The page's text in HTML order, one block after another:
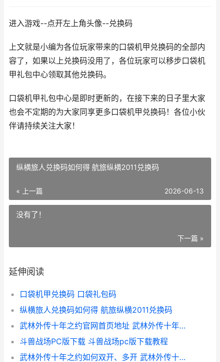
进入游戏--点开左上角头像--兑换码
上文就是小编为各位玩家带来的口袋机甲兑换码的全部内
容了，如果以上兑换码没用了，各位玩家可以移步口袋机
甲礼包中心领取其他兑换码。
口袋机甲礼包中心是即时更新的，在接下来的日子里大家
也会不定期的为大家同享更多口袋机甲兑换码！各位小伙
伴请持续关注大家！
纵横旅人兑换码如何得 航旅纵横2011兑换码
« 上一篇 2026-06-13
没有了！
下一篇 »
延伸阅读
口袋机甲兑换码 口袋礼包码
纵横旅人兑换码如何得 航旅纵横2011兑换码
武林外传十年之约官网首页地址 武林外传十年之约枪豪加点
斗兽战场PC版下载 斗兽战场pc版下载教程
武林外传十年之约如何双开、多开 武林外传十年之约蛊王加点